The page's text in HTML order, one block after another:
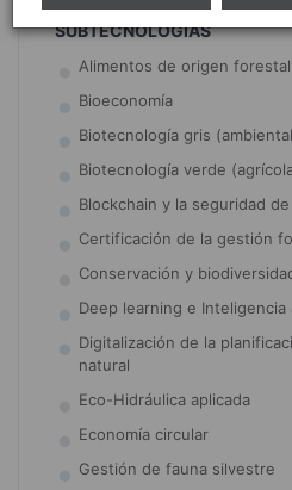
SUBTECNOLOGÍAS
Alimentos de origen
Bioeconomía
Biotecnología gris
Biotecnología verde
Blockchain y la seguridad
Certificación de la gestión
Conservación y
Deep learning e Inteligencia
Digitalización de la
natural
Eco-Hidráulica aplicada
Economía circular
Gestión de fauna silvestre